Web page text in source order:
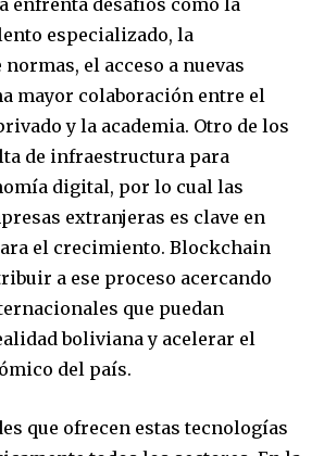
of
and be part of the
enter your email address on our website
button below. Don't worry, we respect
especializado, la
el acceso a nuevas
mayor colaboración entre el
y la academia. Otro de los
de infraestructura para
digital, por lo cual las
extranjeras es clave en
el crecimiento. Blockchain
a ese proceso acercando
que puedan
boliviana y acelerar el
del país.
que ofrecen estas tecnologías